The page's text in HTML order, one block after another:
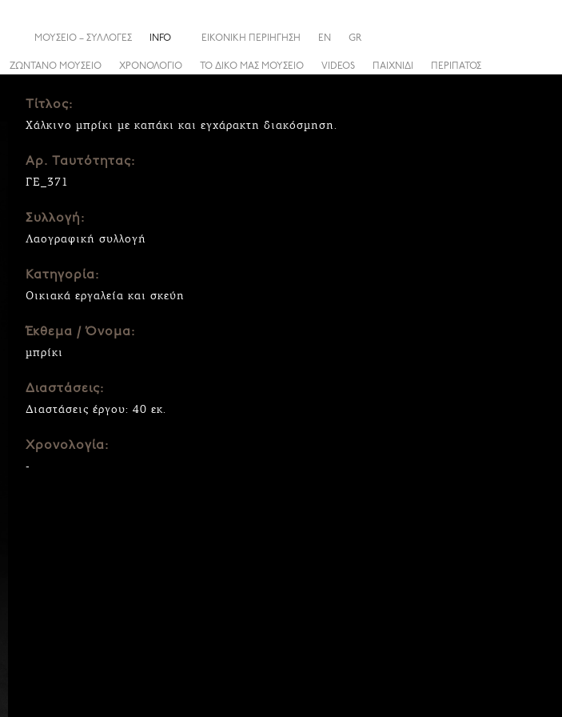
ΖΩΝΤΑΝΟ ΜΟΥΣΕΙΟ ΧΡΟΝΟΛΟΓΙΟ ΤΟ ΔΙΚΟ ΜΑΣ ΜΟΥΣΕΙΟ VIDEOS ΠΑΙΧΝΙΔΙ ΠΕΡΙΠΑΤΟΣ
ΜΟΥΣΕΙΟ – ΣΥΛΛΟΓΕΣ INFO ΕΙΚΟΝΙΚΗ ΠΕΡΙΗΓΗΣΗ EN GR
Τίτλος:
Χάλκινο μπρίκι με καπάκι και εγχάρακτη διακόσμηση.
Αρ. Ταυτότητας:
ΓΕ_371
Συλλογή:
Λαογραφική συλλογή
Κατηγορία:
Οικιακά εργαλεία και σκεύη
Έκθεμα / Όνομα:
μπρίκι
Διαστάσεις:
Διαστάσεις έργου: 40 εκ.
Χρονολογία:
-